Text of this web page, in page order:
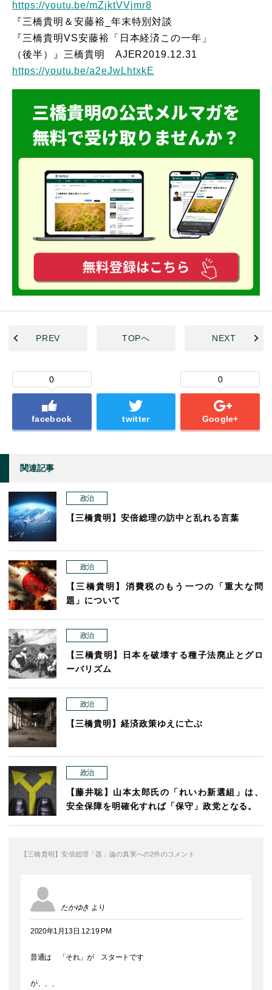
https://youtu.be/mZjktVVjmr8
『三橋貴明＆安藤裕_年末特別対談
『三橋貴明VS安藤裕「日本経済この一年」
（後半）』三橋貴明 AJER2019.12.31
https://youtu.be/a2eJwLhtxkE
PREV TOPへ NEXT
0
facebook twitter
0
Google+
関連記事
政治
【三橋貴明】安倍総理の訪中と乱れる言葉
政治
【三橋貴明】消費税のもう一つの「重大な問
題」について
政治
【三橋貴明】日本を破壊する種子法廃止とグロ
ーバリズム
政治
【三橋貴明】経済政策ゆえに亡ぶ
政治
【藤井聡】山本太郎氏の「れいわ新選組」は、
安全保障を明確化すれば「保守」政党となる。
【三橋貴明】安倍総理「器」論の真実への2件のコメント
たかゆき より
2020年1月13日 12:19 PM
普通は 「それ」が スタートです
が、、、